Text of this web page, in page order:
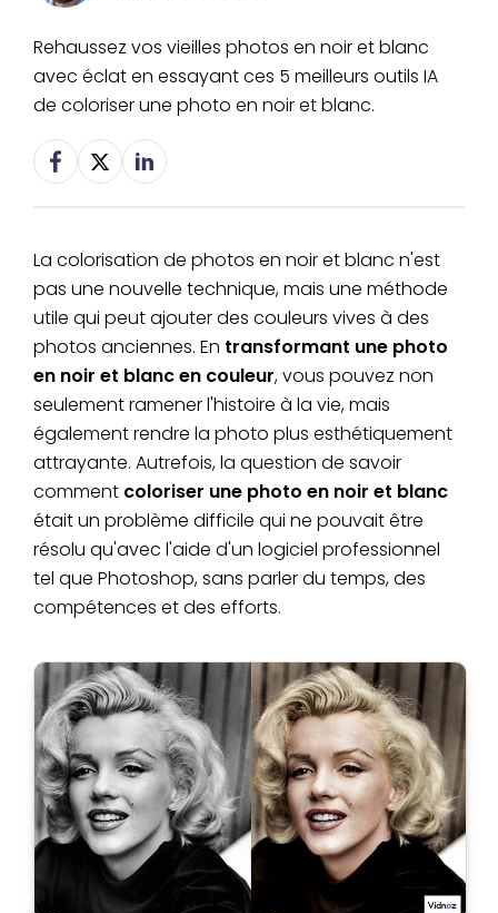
Rehaussez vos vieilles photos en noir et blanc
avec éclat en essayant ces 5 meilleurs outils IA
de coloriser une photo en noir et blanc.
La colorisation de photos en noir et blanc n'est
pas une nouvelle technique, mais une méthode
utile qui peut ajouter des couleurs vives à des
photos anciennes. En transformant une photo
en noir et blanc en couleur, vous pouvez non
seulement ramener l'histoire à la vie, mais
également rendre la photo plus esthétiquement
attrayante. Autrefois, la question de savoir
comment coloriser une photo en noir et blanc
était un problème difficile qui ne pouvait être
résolu qu'avec l'aide d'un logiciel professionnel
tel que Photoshop, sans parler du temps, des
compétences et des efforts.